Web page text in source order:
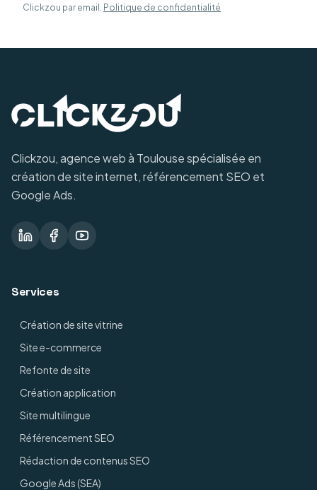
Clickzou par email. Politique de confidentialité
Clickzou, agence web à Toulouse spécialisée en
création de site internet, référencement SEO et
Google Ads.
Services
Création de site vitrine
Site e-commerce
Refonte de site
Création application
Site multilingue
Référencement SEO
Rédaction de contenus SEO
Google Ads (SEA)